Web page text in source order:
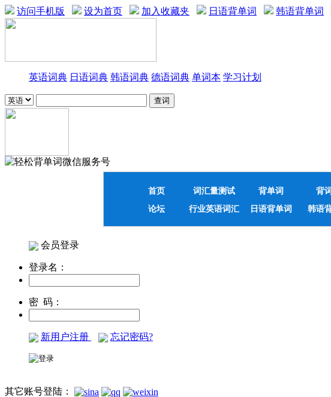
访问手机版 设为首页 加入收藏夹 日语背单词 韩语背单词
英语词典 日语词典 韩语词典 德语词典 单词本 学习计划
首页 词汇量测试 背单词 背
论坛
行业英语词汇 日语背单词 韩语
会员登录
登录名：
密 码：
新用户注册 忘记密码?
其它账号登陆：